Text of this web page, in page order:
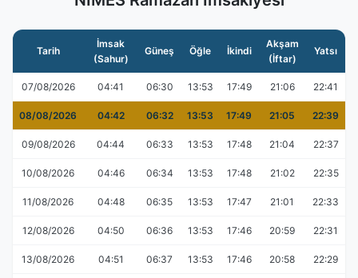
Tarih
İmsak
(Sahur)
Güneş Öğle İkindi
Akşam
(İftar)
Yatsı
07/08/2026 04:41 06:30 13:53 17:49 21:06 22:41
08/08/2026 04:42 06:32 13:53 17:49 21:05 22:39
09/08/2026 04:44 06:33 13:53 17:48 21:04 22:37
10/08/2026 04:46 06:34 13:53 17:48 21:02 22:35
11/08/2026 04:48 06:35 13:53 17:47 21:01 22:33
12/08/2026 04:50 06:36 13:53 17:46 20:59 22:31
13/08/2026 04:51 06:37 13:53 17:46 20:58 22:29